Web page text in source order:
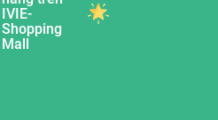
IVIE-
Shopping
Mall